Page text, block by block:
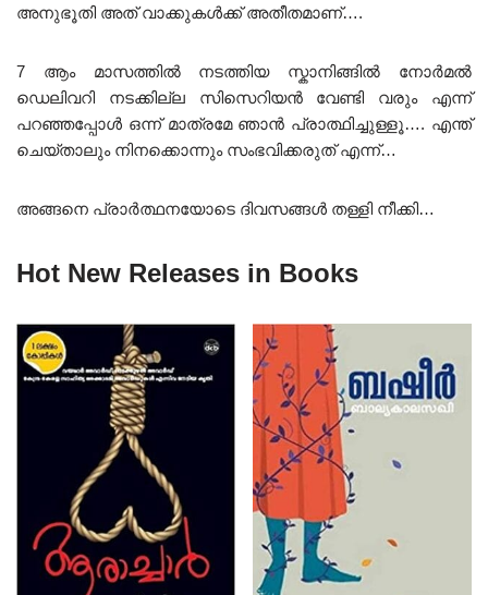
അനുഭൂതി അത് വാക്കുകൾക്ക് അതീതമാണ്….
7 ആം മാസത്തിൽ നടത്തിയ സ്കാനിങ്ങിൽ നോർമൽ
ഡെലിവറി നടക്കില്ല സിസെറിയൻ വേണ്ടി വരും എന്ന്
പറഞ്ഞപ്പോൾ ഒന്ന് മാത്രമേ ഞാൻ പ്രാത്ഥിച്ചുള്ളൂ…. എന്ത്
ചെയ്താലും നിനക്കൊന്നും സംഭവിക്കരുത് എന്ന്…
അങ്ങനെ പ്രാർത്ഥനയോടെ ദിവസങ്ങൾ തള്ളി നീക്കി…
Hot New Releases in Books